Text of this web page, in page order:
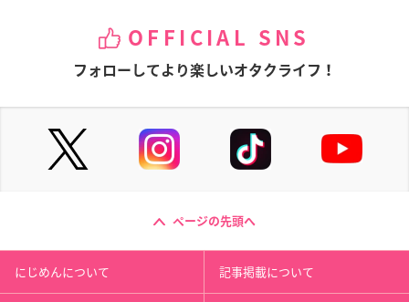
OFFICIAL SNS
フォローしてより楽しいオタクライフ！
ページの先頭へ
にじめんについて 記事掲載について